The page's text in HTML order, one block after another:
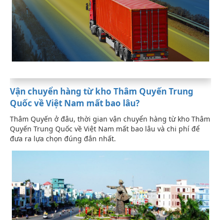
Vận chuyển hàng từ kho Thâm Quyến Trung
Quốc về Việt Nam mất bao lâu?
Thâm Quyến ở đâu, thời gian vận chuyển hàng từ kho Thâm
Quyến Trung Quốc về Việt Nam mất bao lâu và chi phí để
đưa ra lựa chọn đúng đắn nhất.